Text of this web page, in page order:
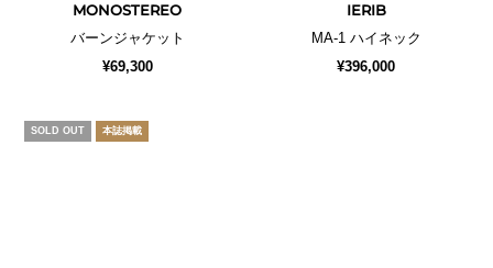
MONOSTEREO
バーンジャケット
¥69,300
IERIB
MA-1 ハイネック
¥396,000
SOLD OUT 本誌掲載